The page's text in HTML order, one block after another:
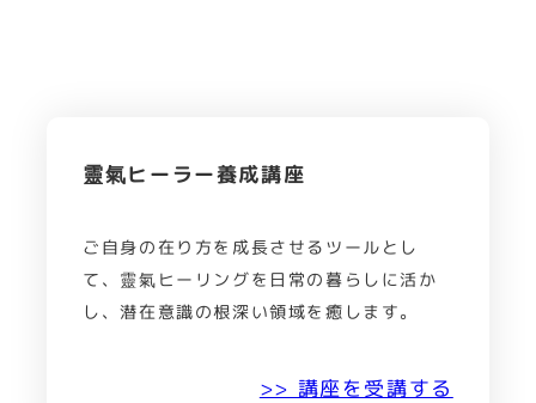
靈氣ヒーラー養成講座
ご自身の在り方を成長させるツールとし
て、靈氣ヒーリングを日常の暮らしに活か
し、潜在意識の根深い領域を癒します。
>> 講座を受講する